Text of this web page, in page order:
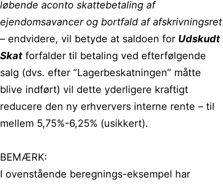
løbende aconto skattebetaling af
ejendomsavancer og bortfald af afskrivningsret
– endvidere, vil betyde at saldoen for Udskudt
Skat forfalder til betaling ved efterfølgende
salg (dvs. efter “Lagerbeskatningen” måtte
blive indført) vil dette yderligere kraftigt
reducere den ny erhververs interne rente – til
mellem 5,75%-6,25% (usikkert).
BEMÆRK:
I ovenstående beregnings-eksempel har